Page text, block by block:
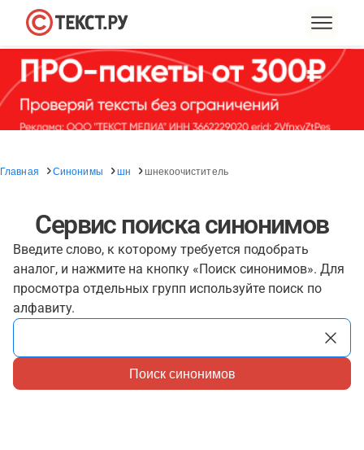
Главная Синонимы шн шнекоочиститель
Сервис поиска синонимов
Введите слово, к которому требуется подобрать
аналог, и нажмите на кнопку «Поиск синонимов». Для
просмотра отдельных групп используйте поиск по
алфавиту.
Поиск синонимов